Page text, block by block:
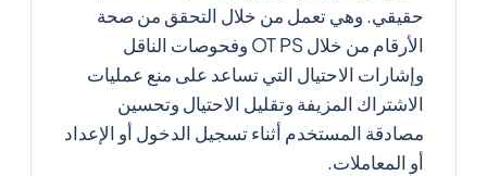
حقيقي. وهي تعمل من خلال التحقق من صحة
الأرقام من خلال OT PS وفحوصات الناقل
وإشارات الاحتيال التي تساعد على منع عمليات
الاشتراك المزيفة وتقليل الاحتيال وتحسين
مصادقة المستخدم أثناء تسجيل الدخول أو الإعداد
أو المعاملات.